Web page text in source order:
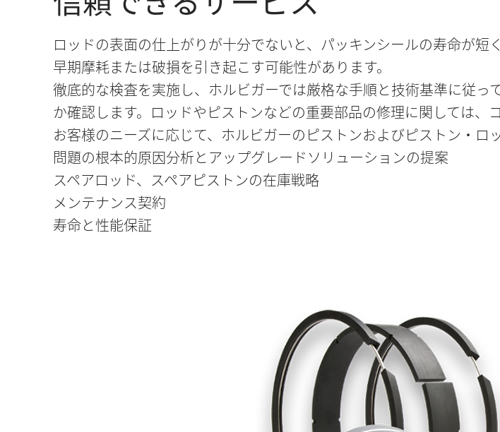
ロッドの表面の仕上がりが十分でないと、パッキンシールの寿命が
早期摩耗または破損を引き起こす可能性があります。
徹底的な検査を実施し、ホルビガーでは厳格な手順と技術基準に従
か確認します。ロッドやピストンなどの重要部品の修理に関しては、
お客様のニーズに応じて、ホルビガーのピストンおよびピストン・ロ
問題の根本的原因分析とアップグレードソリューションの提案
スペアロッド、スペアピストンの在庫戦略
メンテナンス契約
寿命と性能保証